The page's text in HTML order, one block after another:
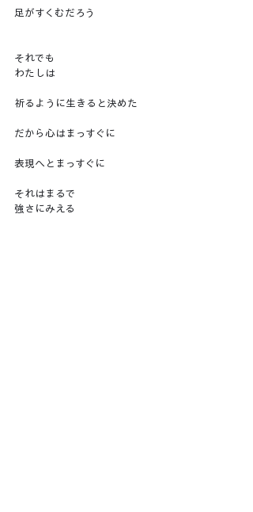
足がすくむだろう
それでも
わたしは
祈るように生きると決めた
だから心はまっすぐに
表現へとまっすぐに
それはまるで
強さにみえる